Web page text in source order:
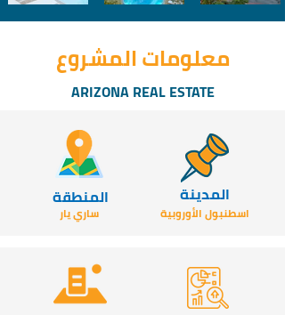
المنطقة
ساري يار
المدينة
اسطنبول الأوروبية
معلومات المشروع
ARIZONA REAL ESTATE